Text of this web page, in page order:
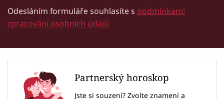
Odesláním formuláře souhlasíte s podmínkami
zpracování osobních údajů
Partnerský horoskop
Jste si souzení? Zvolte znamení a